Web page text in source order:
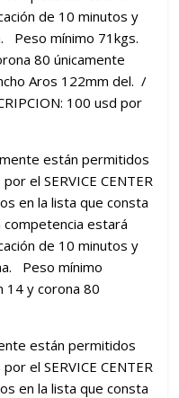
de 10 minutos y
Peso mínimo 71kgs.
80 únicamente
Aros 122mm del. /
100 usd por
están permitidos
el SERVICE CENTER
en la lista que consta
estará
de 10 minutos y
Peso mínimo
14 y corona 80
están permitidos
el SERVICE CENTER
en la lista que consta